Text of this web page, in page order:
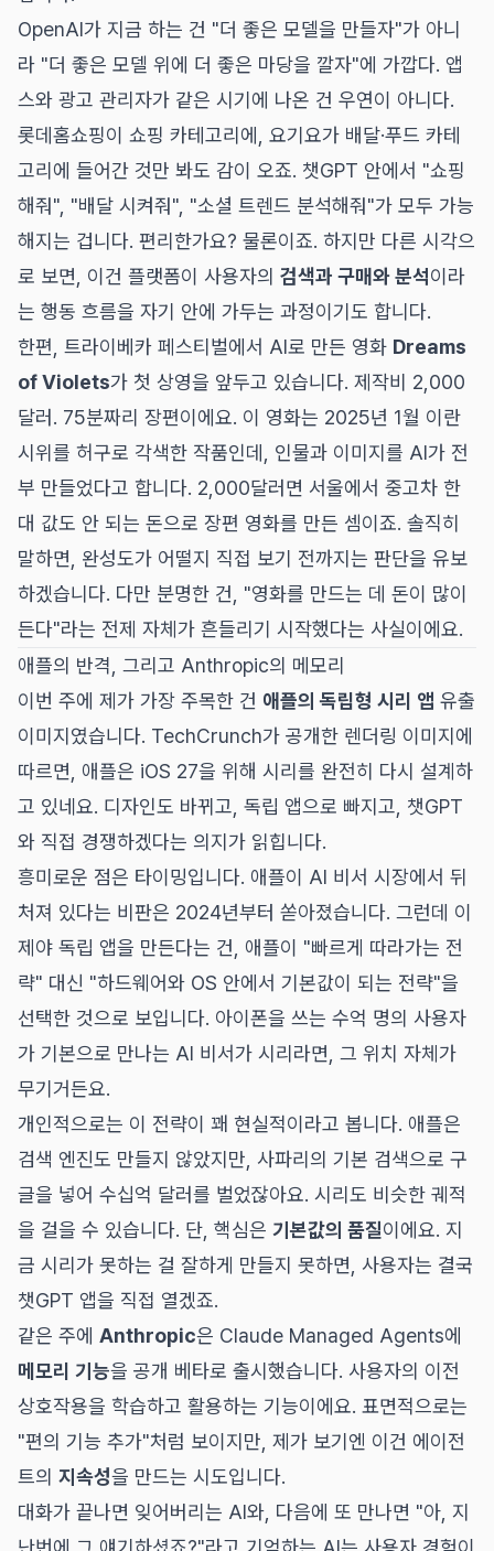
OpenAI가 지금 하는 건 "더 좋은 모델을 만들자"가 아니
라 "더 좋은 모델 위에 더 좋은 마당을 깔자"에 가깝다. 앱
스와 광고 관리자가 같은 시기에 나온 건 우연이 아니다.
롯데홈쇼핑이 쇼핑 카테고리에, 요기요가 배달·푸드 카테
고리에 들어간 것만 봐도 감이 오죠. 챗GPT 안에서 "쇼핑
해줘", "배달 시켜줘", "소셜 트렌드 분석해줘"가 모두 가능
해지는 겁니다. 편리한가요? 물론이죠. 하지만 다른 시각으
로 보면, 이건 플랫폼이 사용자의 검색과 구매와 분석이라
는 행동 흐름을 자기 안에 가두는 과정이기도 합니다.
한편, 트라이베카 페스티벌에서 AI로 만든 영화 Dreams
of Violets가 첫 상영을 앞두고 있습니다. 제작비 2,000
달러. 75분짜리 장편이에요. 이 영화는 2025년 1월 이란
시위를 허구로 각색한 작품인데, 인물과 이미지를 AI가 전
부 만들었다고 합니다. 2,000달러면 서울에서 중고차 한
대 값도 안 되는 돈으로 장편 영화를 만든 셈이죠. 솔직히
말하면, 완성도가 어떨지 직접 보기 전까지는 판단을 유보
하겠습니다. 다만 분명한 건, "영화를 만드는 데 돈이 많이
든다"라는 전제 자체가 흔들리기 시작했다는 사실이에요.
애플의 반격, 그리고 Anthropic의 메모리
이번 주에 제가 가장 주목한 건 애플의 독립형 시리 앱 유출
이미지였습니다. TechCrunch가 공개한 렌더링 이미지에
따르면, 애플은 iOS 27을 위해 시리를 완전히 다시 설계하
고 있네요. 디자인도 바뀌고, 독립 앱으로 빠지고, 챗GPT
와 직접 경쟁하겠다는 의지가 읽힙니다.
흥미로운 점은 타이밍입니다. 애플이 AI 비서 시장에서 뒤
처져 있다는 비판은 2024년부터 쏟아졌습니다. 그런데 이
제야 독립 앱을 만든다는 건, 애플이 "빠르게 따라가는 전
략" 대신 "하드웨어와 OS 안에서 기본값이 되는 전략"을
선택한 것으로 보입니다. 아이폰을 쓰는 수억 명의 사용자
가 기본으로 만나는 AI 비서가 시리라면, 그 위치 자체가
무기거든요.
개인적으로는 이 전략이 꽤 현실적이라고 봅니다. 애플은
검색 엔진도 만들지 않았지만, 사파리의 기본 검색으로 구
글을 넣어 수십억 달러를 벌었잖아요. 시리도 비슷한 궤적
을 걸을 수 있습니다. 단, 핵심은 기본값의 품질이에요. 지
금 시리가 못하는 걸 잘하게 만들지 못하면, 사용자는 결국
챗GPT 앱을 직접 열겠죠.
같은 주에 Anthropic은 Claude Managed Agents에
메모리 기능을 공개 베타로 출시했습니다. 사용자의 이전
상호작용을 학습하고 활용하는 기능이에요. 표면적으로는
"편의 기능 추가"처럼 보이지만, 제가 보기엔 이건 에이전
트의 지속성을 만드는 시도입니다.
대화가 끝나면 잊어버리는 AI와, 다음에 또 만나면 "아, 지